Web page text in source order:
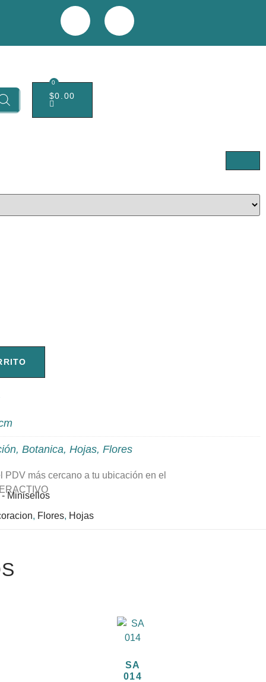
$0.00
0
PDV más cercano a tu ubicación en el
, Botanica, Hojas, Flores
- Minisellos
, Flores, Hojas
SA
014